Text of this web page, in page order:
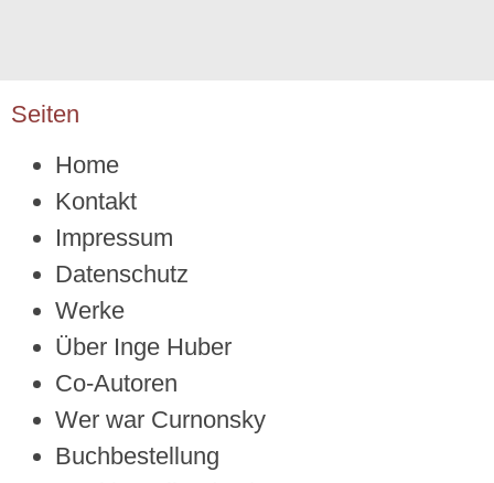
Seiten
Home
Kontakt
Impressum
Datenschutz
Werke
Über Inge Huber
Co-Autoren
Wer war Curnonsky
Buchbestellung